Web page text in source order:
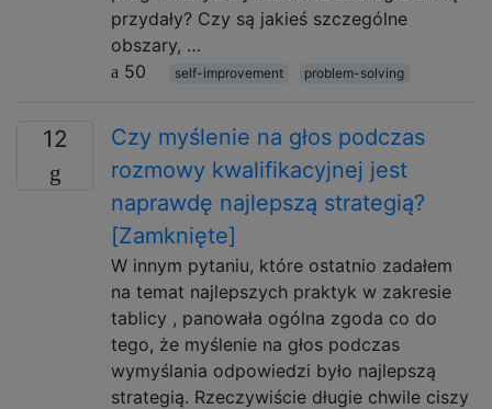
przydały? Czy są jakieś szczególne
obszary, …
50
self-improvement problem-solving
12
Czy myślenie na głos podczas
rozmowy kwalifikacyjnej jest
naprawdę najlepszą strategią?
[Zamknięte]
W innym pytaniu, które ostatnio zadałem
na temat najlepszych praktyk w zakresie
tablicy , panowała ogólna zgoda co do
tego, że myślenie na głos podczas
wymyślania odpowiedzi było najlepszą
strategią. Rzeczywiście długie chwile ciszy